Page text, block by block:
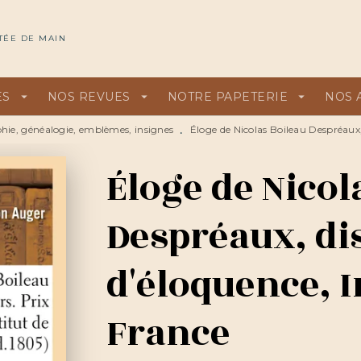
DE MAIN
arrow_drop_down NOS REVUES arrow_drop_down NOTRE PAPETERIE arrow_drop_down NOS
généalogie, emblèmes, insignes • Éloge de Nicolas Boileau
Éloge de
Despréaux,
d'éloquence,
France